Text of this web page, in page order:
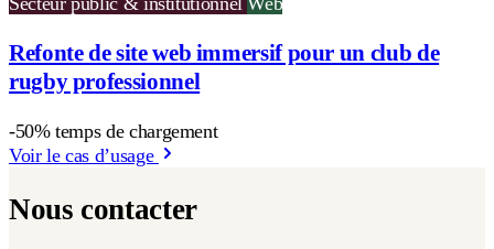
Refonte de site web immersif pour un club de
rugby professionnel
-50% temps de chargement
Voir le cas d’usage
Nous contacter